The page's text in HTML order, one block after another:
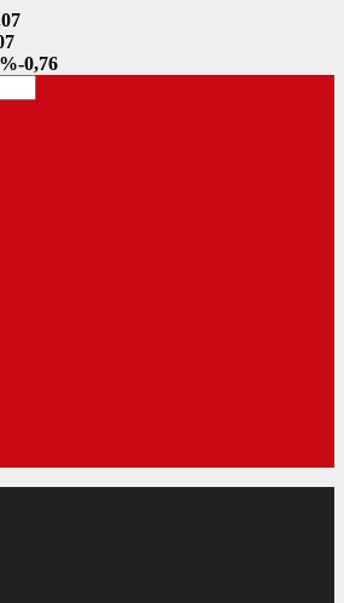
%-0,76